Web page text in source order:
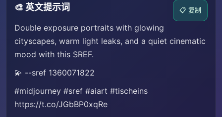
🎨 英文提示词 📋 复制
Double exposure portraits with glowing
cityscapes, warm light leaks, and a quiet cinematic
mood with this SREF.
💫 --sref 1360071822
#midjourney #sref #aiart #tischeins
https://t.co/JGbBP0xqRe